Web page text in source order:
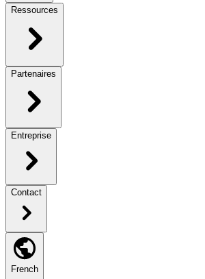
Ressources
Partenaires
Entreprise
Contact
French